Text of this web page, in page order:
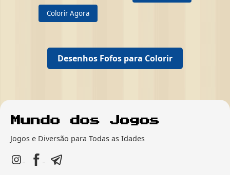
Colorir Agora
Desenhos Fofos para Colorir
Jogos e Diversão para Todas as Idades